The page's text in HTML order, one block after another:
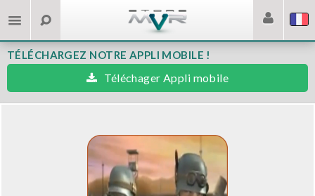
TÉLÉCHARGEZ NOTRE APPLI MOBILE !
Téléchager Appli mobile